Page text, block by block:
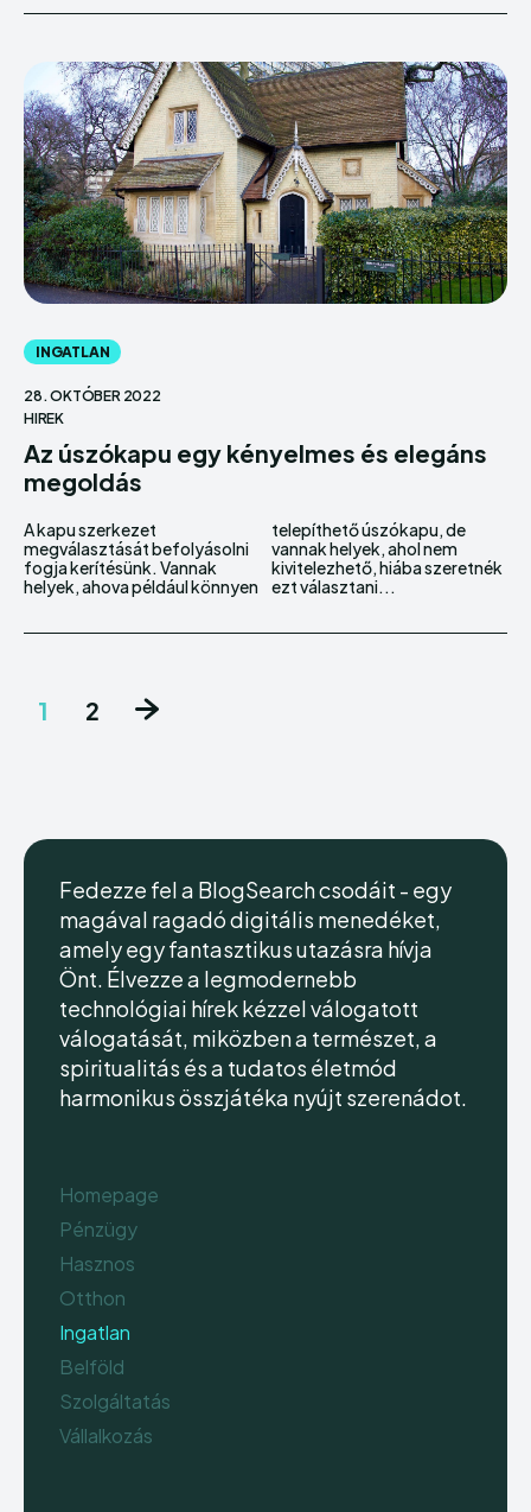
INGATLAN
28. OKTÓBER 2022
HIREK
Az úszókapu egy kényelmes és elegáns
megoldás
A kapu szerkezet
megválasztását befolyásolni
fogja kerítésünk. Vannak
helyek, ahova például könnyen
telepíthető úszókapu, de
vannak helyek, ahol nem
kivitelezhető, hiába szeretnék
ezt választani...
1 2
Fedezze fel a BlogSearch csodáit - egy
magával ragadó digitális menedéket,
amely egy fantasztikus utazásra hívja
Önt. Élvezze a legmodernebb
technológiai hírek kézzel válogatott
válogatását, miközben a természet, a
spiritualitás és a tudatos életmód
harmonikus összjátéka nyújt szerenádot.
Homepage
Pénzügy
Hasznos
Otthon
Ingatlan
Belföld
Szolgáltatás
Vállalkozás